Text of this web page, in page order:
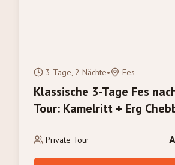
3 Tage, 2 Nächte• Fes
Klassische 3-Tage Fes
Tour: Kamelritt + Erg
Private Tour